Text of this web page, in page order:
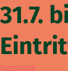
31.7.
Facebook